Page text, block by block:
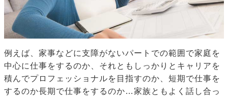
例えば、家事などに支障がないパートでの範囲で家庭を
中心に仕事をするのか、それともしっかりとキャリアを
積んでプロフェッショナルを目指すのか、短期で仕事を
するのか長期で仕事をするのか…家族ともよく話し合っ